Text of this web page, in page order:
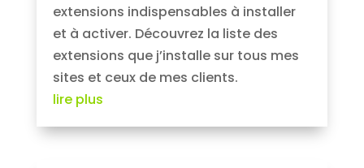
extensions indispensables à installer
et à activer. Découvrez la liste des
extensions que j’installe sur tous mes
sites et ceux de mes clients.
lire plus